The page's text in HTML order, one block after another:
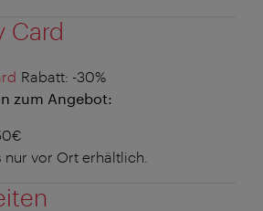
Card
Rabatt: -30%
zum Angebot:
vor Ort erhältlich.